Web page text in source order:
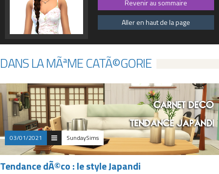
Revenir au sommaire
Aller en haut de la page
DANS LA MÃªME CATÃ©GORIE
03/01/2021 SundaySims
Tendance dÃ©co : le style Japandi